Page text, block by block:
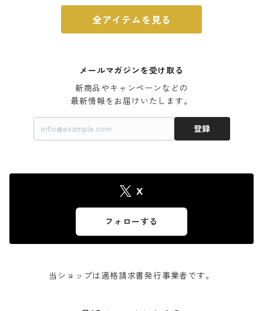
全アイテムを見る
メールマガジンを受け取る
新商品やキャンペーンなどの
最新情報をお届けいたします。
登録
X
フォローする
当ショップは適格請求書発行事業者です。